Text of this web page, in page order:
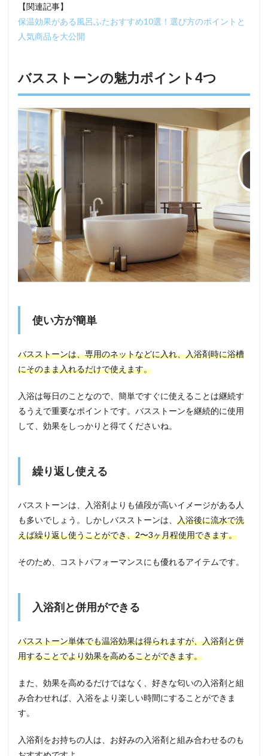
【関連記事】
保温効果がある風呂ふたおすすめ10選！選び方のポイントと
人気商品を大公開
バスストーンの魅力ポイント4つ
使い方が簡単
バスストーンは、専用のネットなどに入れ、入浴剤時に浴槽
にそのまま入れるだけで使えます。
入浴は毎日のことなので、簡単ですぐに使えることは継続す
るうえで重要なポイントです。バスストーンを継続的に使用
して、効果をしっかりと得てくださいね。
繰り返し使える
バスストーンは、入浴剤よりも値段が高いイメージがある人
も多いでしょう。しかしバスストーンは、 入浴後に流水で洗
えば繰り返し使うことができ、2〜3ヶ月程使用できます。
そのため、コストパフォーマンスにも優れるアイテムです。
入浴剤と併用ができる
バスストーン単体でも温浴効果は得られますが、入浴剤と併
用することでより効果を高めることができます。
また、効果を高めるだけではなく、好きな匂いの入浴剤と組
み合わせれば、入浴をより楽しい時間にすることができま
す。
入浴剤をお持ちの人は、お好みの入浴剤と組み合わせるのも